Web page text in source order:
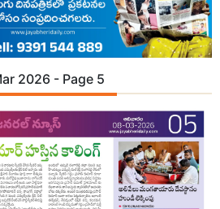
2026 - Page 5